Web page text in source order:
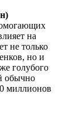
на
не только
но и
голубого
обычно
миллионов